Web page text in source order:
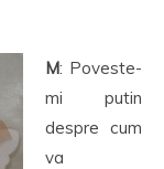
M: Poveste-
mi putin
despre cum
va